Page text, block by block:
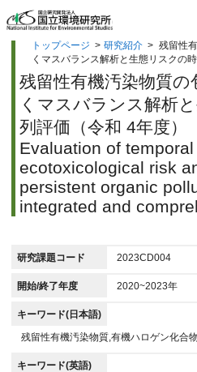
トップページ > 研究紹介 > 残留性
くマスバランス解析と生態リスクの
残留性有機汚染物質
くマスバランス解析
列評価（令和 4年度）
Evaluation of
ecotoxicological risk
persistent organic
integrated and
研究課題コード 2023CD004
開始/終了年度 2020~2023年
キーワード(日本語)
残留性有機汚染物質,有機ハロゲン化合
キーワード(英語)